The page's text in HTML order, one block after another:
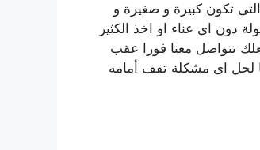
تكون كبيرة و صغيرة و
اى عناء او اخذ الكثير
تتواصل معنا فورا عقب
لحل اى مشكلة تقف أمامه